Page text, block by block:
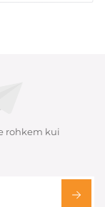
rohkem kui